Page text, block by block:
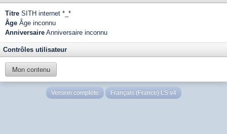
Titre SITH internet *_*
Âge Âge inconnu
Anniversaire Anniversaire inconnu
Contrôles utilisateur
Mon contenu
Version complète Français (France) LS v4